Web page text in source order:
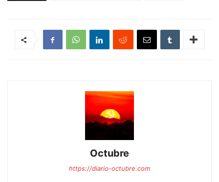
Octubre
https://diario-octubre.com